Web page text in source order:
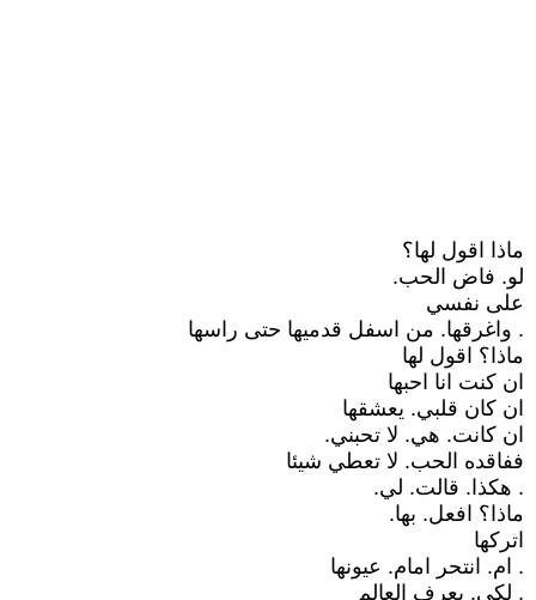
ماذا اقول لها؟
لو. فاض الحب.
على نفسي
. واغرقها. من اسفل قدميها حتى راسها
ماذا؟ اقول لها
ان كنت انا احبها
ان كان قلبي. يعشقها
ان كانت. هي. لا تحبني.
ففاقده الحب. لا تعطي شيئا
. هكذا. قالت. لي.
ماذا؟ افعل. بها.
اتركها
. ام. انتحر امام. عيونها
. لكي. يعرف العالم